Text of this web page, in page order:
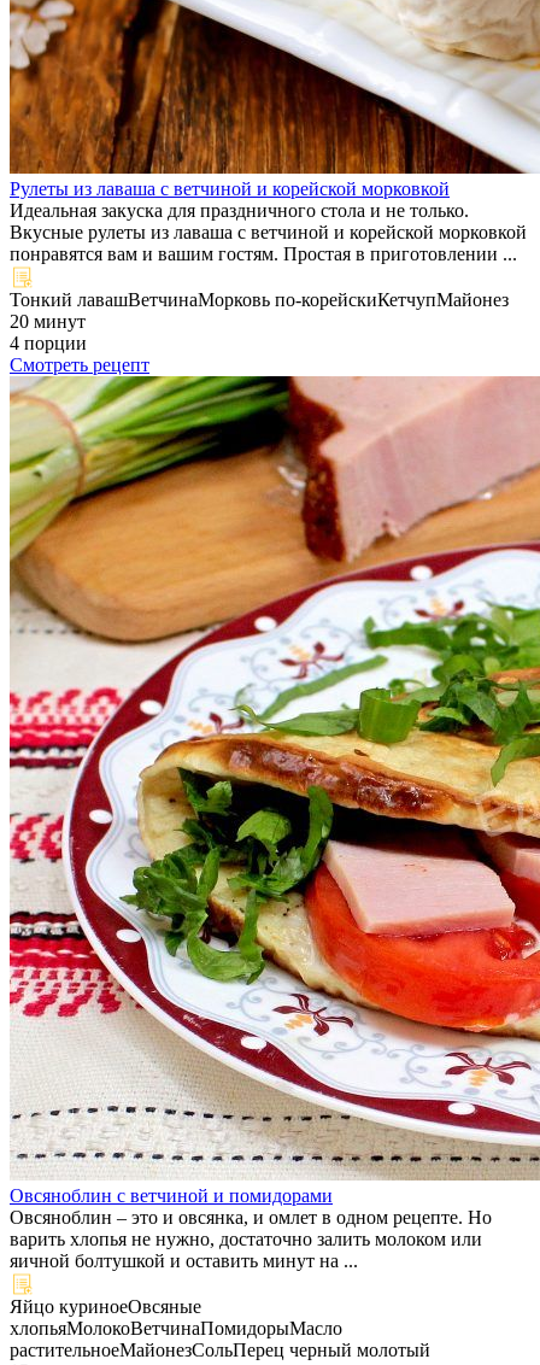
Рулеты из лаваша с ветчиной и корейской морковкой
Идеальная закуска для праздничного стола и не только.
Вкусные рулеты из лаваша с ветчиной и корейской морковкой
понравятся вам и вашим гостям. Простая в приготовлении ...
Тонкий лавашВетчинаМорковь по-корейскиКетчупМайонез
20 минут
4 порции
Смотреть рецепт
Овсяноблин с ветчиной и помидорами
Овсяноблин – это и овсянка, и омлет в одном рецепте. Но
варить хлопья не нужно, достаточно залить молоком или
яичной болтушкой и оставить минут на ...
Яйцо куриноеОвсяные
хлопьяМолокоВетчинаПомидорыМасло
растительноеМайонезСольПерец черный молотый